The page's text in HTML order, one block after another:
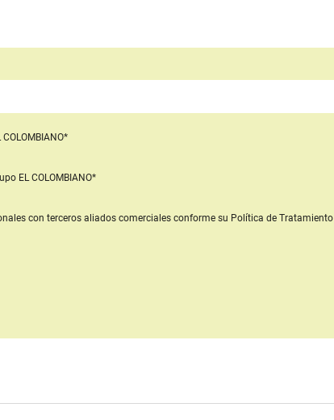
COLOMBIANO*
EL COLOMBIANO*
con terceros aliados comercialesconforme su Política de Tratamiento